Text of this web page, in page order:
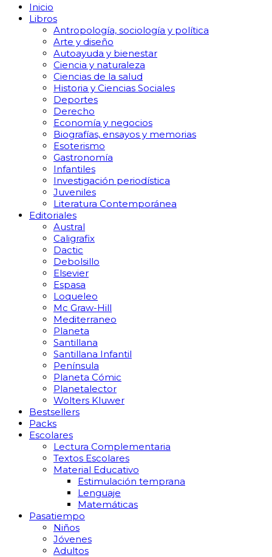
Inicio
Libros
Antropología, sociología y política
Arte y diseño
Autoayuda y bienestar
Ciencia y naturaleza
Ciencias de la salud
Historia y Ciencias Sociales
Deportes
Derecho
Economía y negocios
Biografías, ensayos y memorias
Esoterismo
Gastronomía
Infantiles
Investigación periodística
Juveniles
Literatura Contemporánea
Editoriales
Austral
Caligrafix
Dactic
Debolsillo
Elsevier
Espasa
Loqueleo
Mc Graw-Hill
Mediterraneo
Planeta
Santillana
Santillana Infantil
Península
Planeta Cómic
Planetalector
Wolters Kluwer
Bestsellers
Packs
Escolares
Lectura Complementaria
Textos Escolares
Material Educativo
Estimulación temprana
Lenguaje
Matemáticas
Pasatiempo
Niños
Jóvenes
Adultos